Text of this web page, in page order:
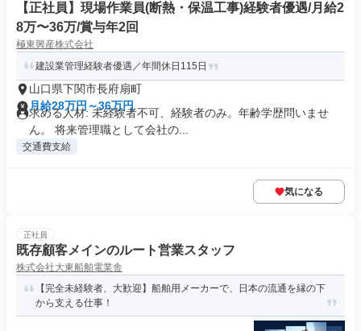
【正社員】現場作業員(断熱・保温工事)経験者優遇/月給2
8万〜36万/賞与年2回
極東興産株式会社
建設業管理経験者優遇／年間休日115日
山口県下関市長府扇町
月給28万円～36万円
求める人材: 未経験者不可、経験者のみ。年齢学歴問いませ
ん。 将来管理職として会社の...
交通費支給
気になる
正社員
既存顧客メインのルート営業スタッフ
株式会社大東船舶電業舎
【完全未経験者、大歓迎】船舶用メーカーで、日本の流通を縁の下
から支える仕事！